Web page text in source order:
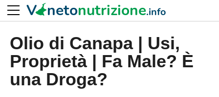
Olio di Canapa | Usi,
Proprietà | Fa Male? È
una Droga?
V netonutrizione.info